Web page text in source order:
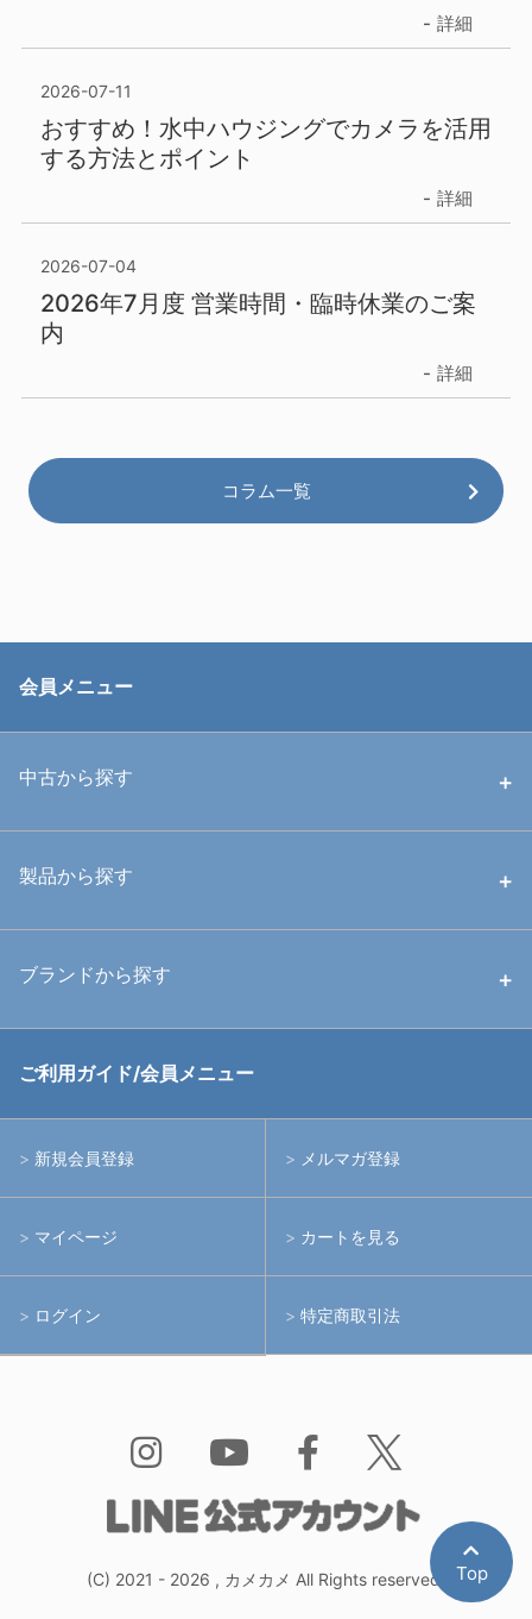
Top
詳細
2026-07-11
おすすめ！水中ハウジングでカメラを活用
する方法とポイント
詳細
2026-07-04
2026年7月度 営業時間・臨時休業のご案
内
詳細
コラム一覧
会員メニュー
中古から探す
中古ハウジング
中古アームシステム
製品から探す
ハウジング
ライト
アームシステム
アクションカメラ(GoPro等)
水中用品
ブランドから探す
RGBlue
イノン
ご利用ガイド/会員メニュー
新規会員登録 メルマガ登録
マイページ カートを見る
ログイン 特定商取引法
(C) 2021 - 2026 , カメカメ All Rights reserved.